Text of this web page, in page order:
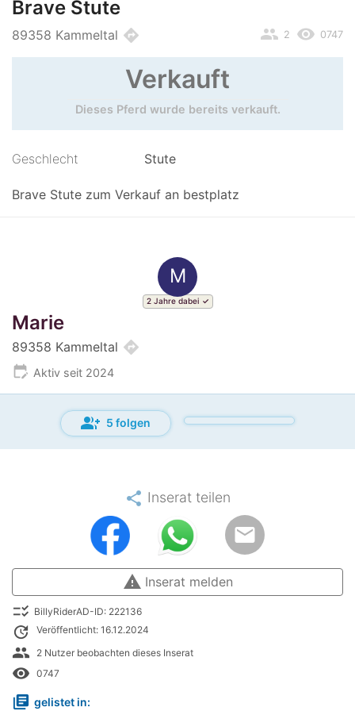
Brave Stute
89358 Kammeltal directions remove_red_eye 0747
people 2
Verkauft
Dieses Pferd wurde bereits verkauft.
Geschlecht Stute
Brave Stute zum Verkauf an bestplatz
M
2 Jahre dabei
Marie
89358 Kammeltal directions
edit_calendar Aktiv seit 2024
group_add 5 folgen
share Inserat teilen
email
warning Inserat melden
checklist_rtl BillyRiderAD-ID: 222136
update Veröffentlicht: 16.12.2024
people 2 Nutzer beobachten dieses Inserat
remove_red_eye 0747
library_books gelistet in: